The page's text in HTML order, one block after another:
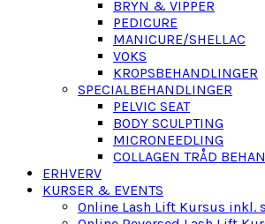
BRYN & VIPPER
PEDICURE
MANICURE/SHELLAC
VOKS
KROPSBEHANDLINGER
SPECIALBEHANDLINGER
PELVIC SEAT
BODY SCULPTING
MICRONEEDLING
COLLAGEN TRÅD
ERHVERV
KURSER & EVENTS
Online Lash Lift Kursus inkl.